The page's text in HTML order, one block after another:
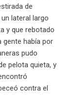
de
lateral largo
y que rebotado
gente había por
pudo
pelota quieta, y
contra el